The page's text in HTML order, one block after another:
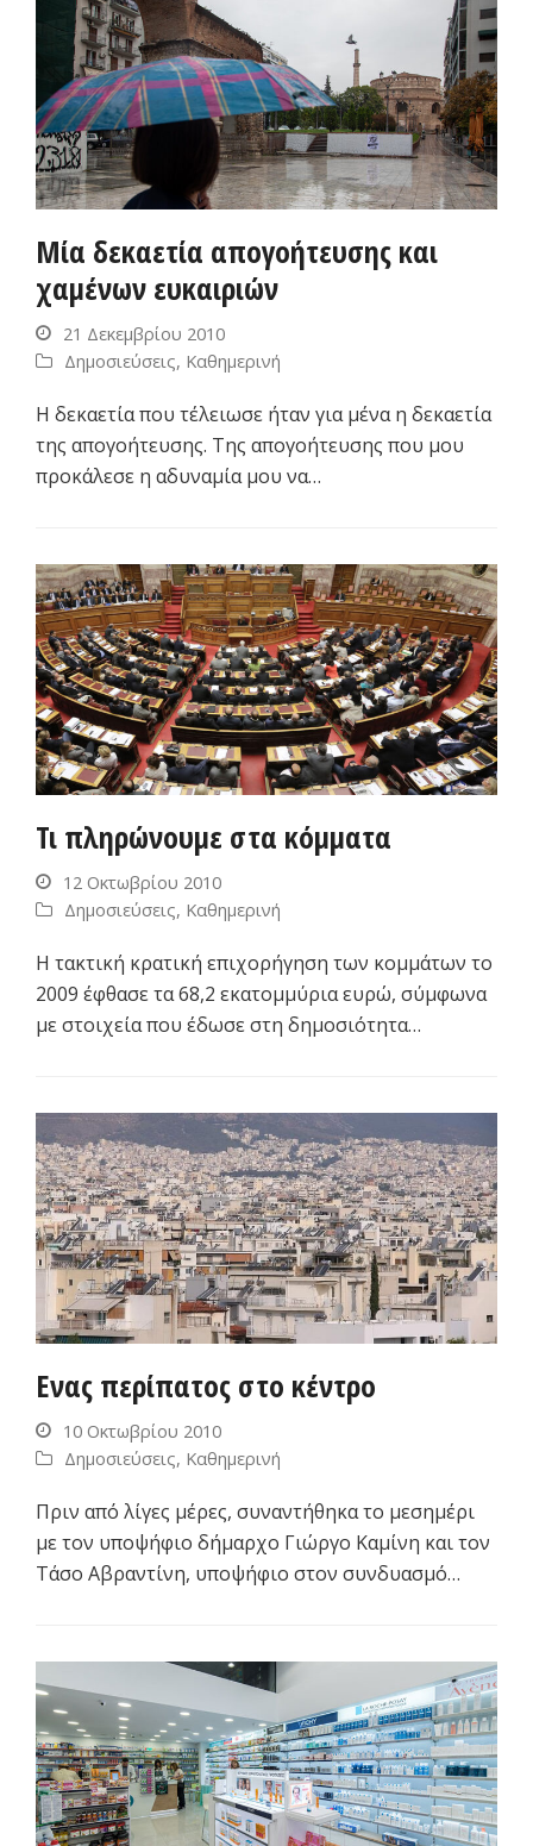
Μία δεκαετία απογοήτευσης και
χαμένων ευκαιριών
21 Δεκεμβρίου 2010
Δημοσιεύσεις, Καθημερινή
Η δεκαετία που τέλειωσε ήταν για μένα η δεκαετία
της απογοήτευσης. Της απογοήτευσης που μου
προκάλεσε η αδυναμία μου να…
Τι πληρώνουμε στα κόμματα
12 Οκτωβρίου 2010
Δημοσιεύσεις, Καθημερινή
Η τακτική κρατική επιχορήγηση των κομμάτων το
2009 έφθασε τα 68,2 εκατομμύρια ευρώ, σύμφωνα
με στοιχεία που έδωσε στη δημοσιότητα…
Ενας περίπατος στο κέντρο
10 Οκτωβρίου 2010
Δημοσιεύσεις, Καθημερινή
Πριν από λίγες μέρες, συναντήθηκα το μεσημέρι
με τον υποψήφιο δήμαρχο Γιώργο Καμίνη και τον
Τάσο Αβραντίνη, υποψήφιο στον συνδυασμό…